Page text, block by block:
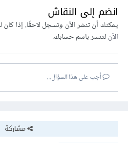
انضم إلى النقاش
يمكنك أن تنشر الآن وتسجل لاحقًا. إذا
الآنلتنشر باسم حسابك.
أجب على هذا السؤال...
مشاركة